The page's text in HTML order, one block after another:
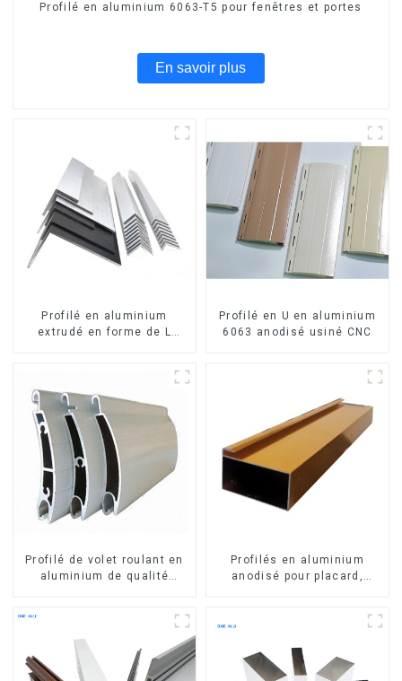
Profilé en aluminium 6063-T5 pour fenêtres et portes
En savoir plus
Profilé en aluminium
extrudé en forme de L
Profilé en U en aluminium
6063 anodisé usiné CNC
Profilé de volet roulant en
aluminium de qualité
Profilés en aluminium
anodisé pour placard,